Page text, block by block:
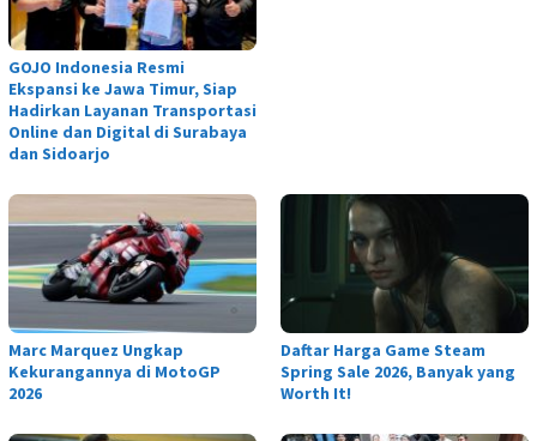
GOJO Indonesia Resmi
Ekspansi ke Jawa Timur, Siap
Hadirkan Layanan Transportasi
Online dan Digital di Surabaya
dan Sidoarjo
Marc Marquez Ungkap
Kekurangannya di MotoGP
2026
Daftar Harga Game Steam
Spring Sale 2026, Banyak yang
Worth It!